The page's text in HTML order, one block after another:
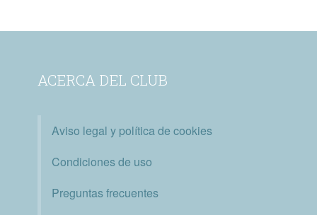
ACERCA DEL CLUB
Aviso legal y política de cookies
Condiciones de uso
Preguntas frecuentes